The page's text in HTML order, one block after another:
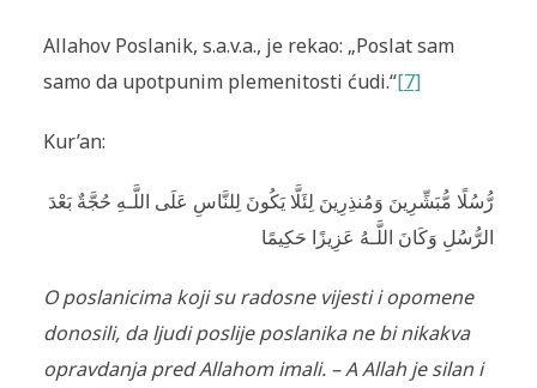
Allahov Poslanik, s.a.v.a., je rekao: „Poslat sam
samo da upotpunim plemenitosti ćudi.“[7]
Kur’an:
رُّسُلًا مُّبَشِّرِينَ وَمُنذِرِينَ لِئَلَّا يَكُونَ لِلنَّاسِ عَلَى اللَّـهِ حُجَّةٌ بَعْدَ
الرُّسُلِ وَكَانَ اللَّـهُ عَزِيزًا حَكِيمًا
O poslanicima koji su radosne vijesti i opomene
donosili, da ljudi poslije poslanika ne bi nikakva
opravdanja pred Allahom imali. – A Allah je silan i